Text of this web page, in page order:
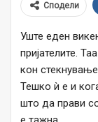
Сподели
Уште еден
пријателите.
кон
Тешко ѝ е и
што да прави